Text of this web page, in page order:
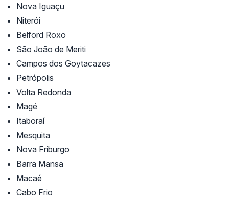
Nova Iguaçu
Niterói
Belford Roxo
São João de Meriti
Campos dos Goytacazes
Petrópolis
Volta Redonda
Magé
Itaboraí
Mesquita
Nova Friburgo
Barra Mansa
Macaé
Cabo Frio